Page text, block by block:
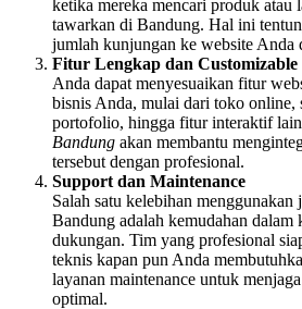
ketika mereka mencari produk atau
tawarkan di Bandung. Hal ini
jumlah kunjungan ke website Anda
Fitur Lengkap dan Customizable
Anda dapat menyesuaikan fitur
bisnis Anda, mulai dari toko online,
portofolio, hingga fitur interaktif
Bandung akan membantu
tersebut dengan profesional.
Support dan Maintenance
Salah satu kelebihan menggunakan
Bandung adalah kemudahan dalam
dukungan. Tim yang profesional
teknis kapan pun Anda
layanan maintenance untuk
optimal.